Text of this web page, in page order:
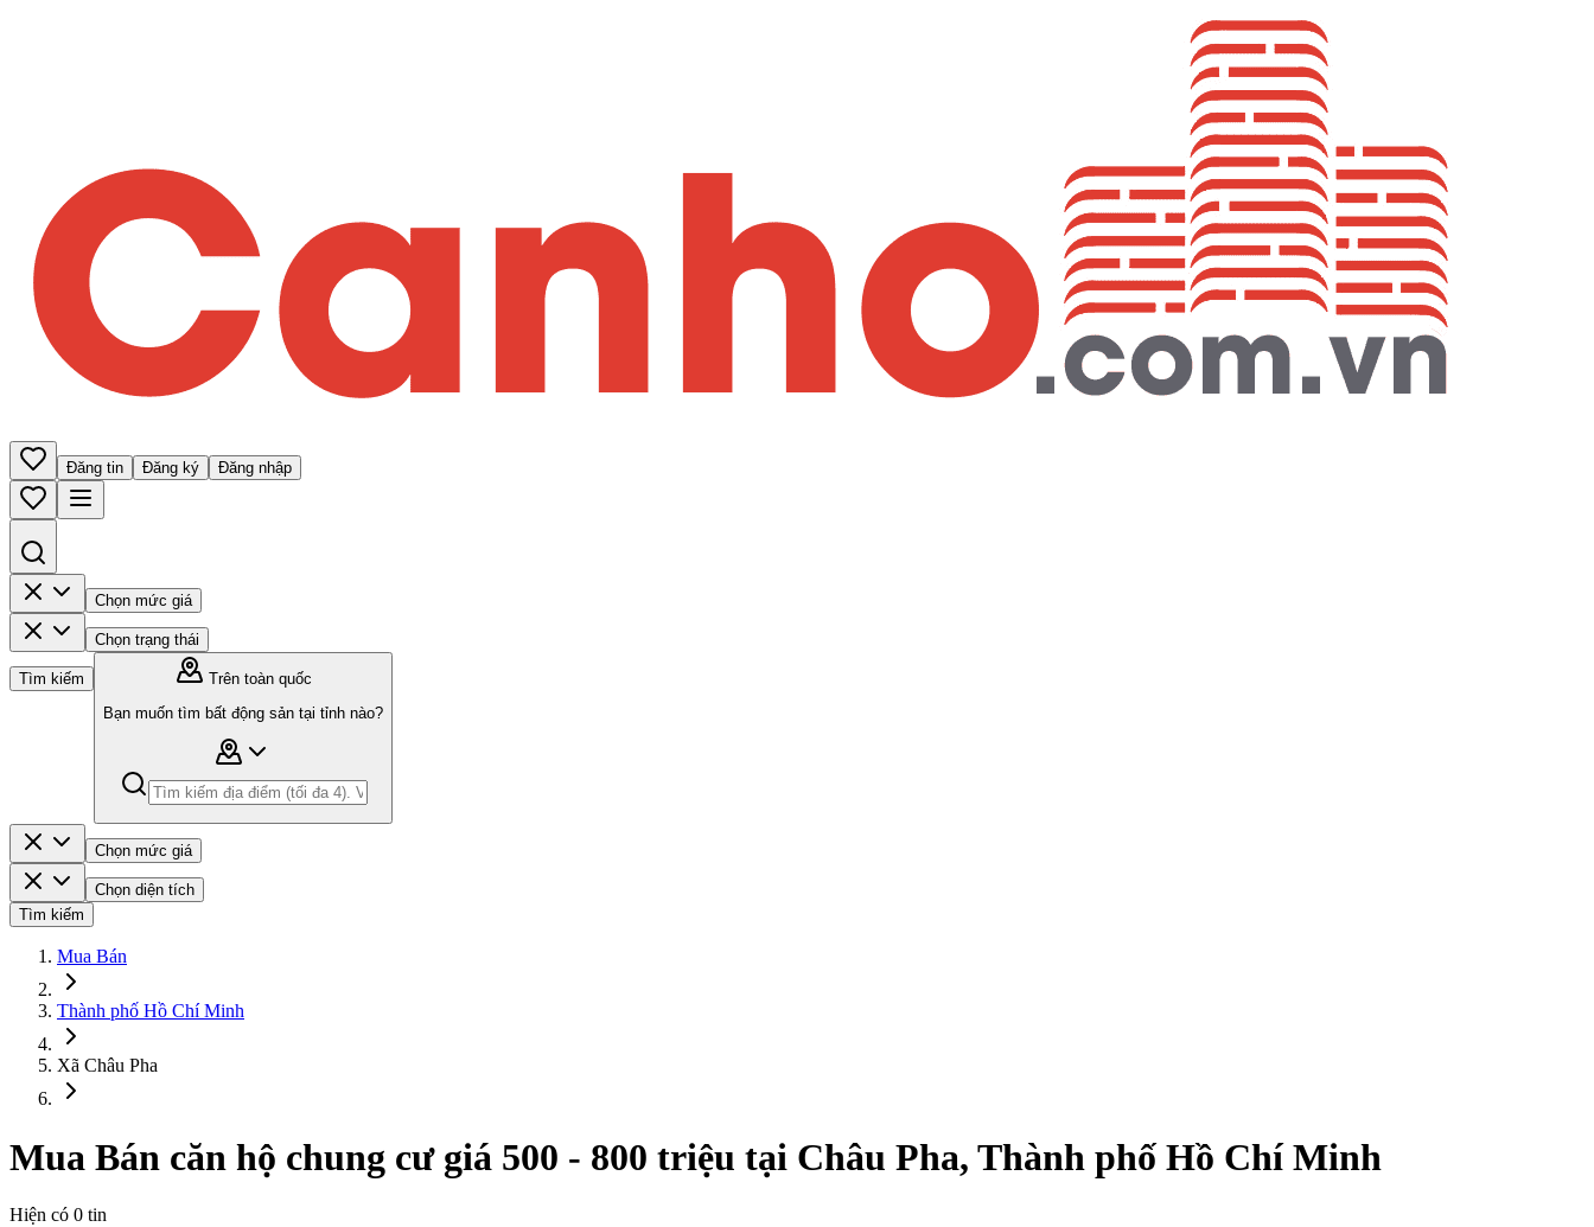
Đăng tin Đăng ký Đăng nhập
Chọn mức giá
Chọn trạng thái
Tìm kiếm
Trên toàn quốc
Bạn muốn tìm bất động sản tại tỉnh nào?
Chọn mức giá
Chọn diện tích
Tìm kiếm
Mua Bán
Thành phố Hồ Chí Minh
Xã Châu Pha
Mua Bán căn hộ chung cư giá 500 - 800 triệu tại Châu Pha, Thành phố Hồ Chí Minh
Hiện có 0 tin